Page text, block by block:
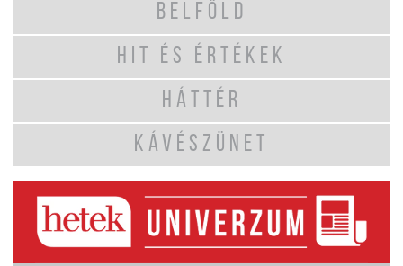
BELFÖLD
HIT ÉS ÉRTÉKEK
HÁTTÉR
KÁVÉSZÜNET